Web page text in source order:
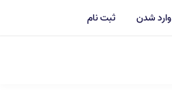
وارد شدن ثبت نام